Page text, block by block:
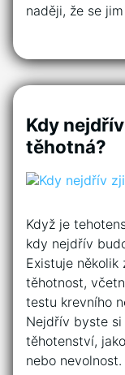
naději, že se
Kdy
těhotná?
Když je
kdy nejdřív
Existuje
těhotnost,
testu krevního
Nejdřív byste
těhotenství,
nebo